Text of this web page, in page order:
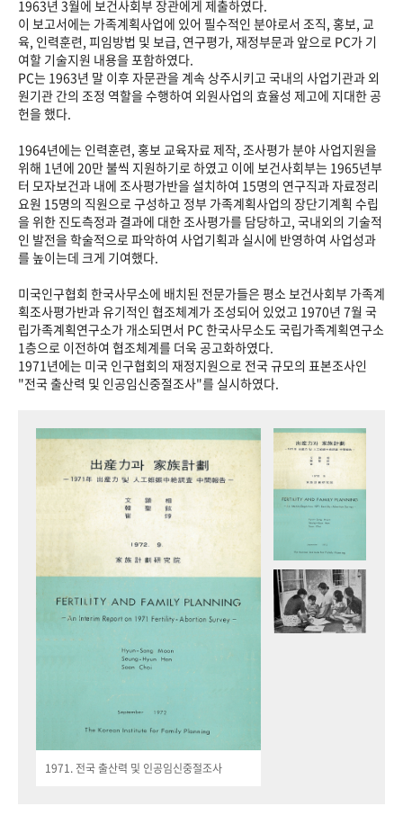
1963년 3월에 보건사회부 장관에게 제출하였다.
이 보고서에는 가족계획사업에 있어 필수적인 분야로서 조직, 홍보, 교
육, 인력훈련, 피임방법 및 보급, 연구평가, 재정부문과 앞으로 PC가 기
여할 기술지원 내용을 포함하였다.
PC는 1963년 말 이후 자문관을 계속 상주시키고 국내의 사업기관과 외
원기관 간의 조정 역할을 수행하여 외원사업의 효율성 제고에 지대한 공
헌을 했다.
1964년에는 인력훈련, 홍보 교육자료 제작, 조사평가 분야 사업지원을
위해 1년에 20만 불씩 지원하기로 하였고 이에 보건사회부는 1965년부
터 모자보건과 내에 조사평가반을 설치하여 15명의 연구직과 자료정리
요원 15명의 직원으로 구성하고 정부 가족계획사업의 장단기계획 수립
을 위한 진도측정과 결과에 대한 조사평가를 담당하고, 국내외의 기술적
인 발전을 학술적으로 파악하여 사업기획과 실시에 반영하여 사업성과
를 높이는데 크게 기여했다.
미국인구협회 한국사무소에 배치된 전문가들은 평소 보건사회부 가족계
획조사평가반과 유기적인 협조체계가 조성되어 있었고 1970년 7월 국
립가족계획연구소가 개소되면서 PC 한국사무소도 국립가족계획연구소
1층으로 이전하여 협조체계를 더욱 공고화하였다.
1971년에는 미국 인구협회의 재정지원으로 전국 규모의 표본조사인
"전국 출산력 및 인공임신중절조사"를 실시하였다.
1971. 전국 출산력 및 인공임신중절조사